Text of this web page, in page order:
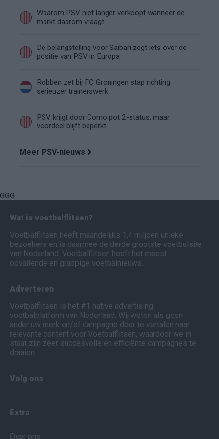
Waarom PSV niet langer verkoopt wanneer de
markt daarom vraagt
De belangstelling voor Saibari zegt iets over de
positie van PSV in Europa
Robben zet bij FC Groningen stap richting
serieuzer trainerswerk
PSV krijgt door Como pot 2-status, maar
voordeel blijft beperkt
Meer PSV-nieuws
GGG
Wat is voetbalflitsen?
Voetbalflitsen heeft maandelijks 1,4 miljoen unieke
bezoekers en is daarmee de derde grootste voetbalsite
van Nederland. Voetbalflitsen heeft het meest
opvallende en grappige voetbalnieuws.
Adverteren
Voetbalflitsen is het #1 native advertising
voetbalplatform van Nederland. Wij weten als geen
ander uw merk en/of campagne door te vertalen naar
relevante content voor Voetbalflitsen, waardoor we in
staat zijn zeer succesvolle en efficiënte campagnes te
draaien.
Volg ons
Extra
Over ons